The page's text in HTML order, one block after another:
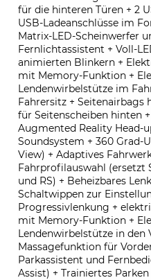
für die hinteren Türen + 2
USB-Ladeanschlüsse im
Matrix-LED-Scheinwerfer
Fernlichtassistent + Voll-
animierten Blinkern +
mit Memory-Funktion +
Lendenwirbelstütze im
Fahrersitz + Seitenairbags
für Seitenscheiben hinten
Augmented Reality Head-
Soundsystem + 360 Grad-
View) + Adaptives
Fahrprofilauswahl
und RS) + Beheizbares
Schaltwippen zur
Progressivlenkung +
mit Memory-Funktion +
Lendenwirbelstütze in den
Massagefunktion für
Parkassistent und
Assist) + Trainiertes